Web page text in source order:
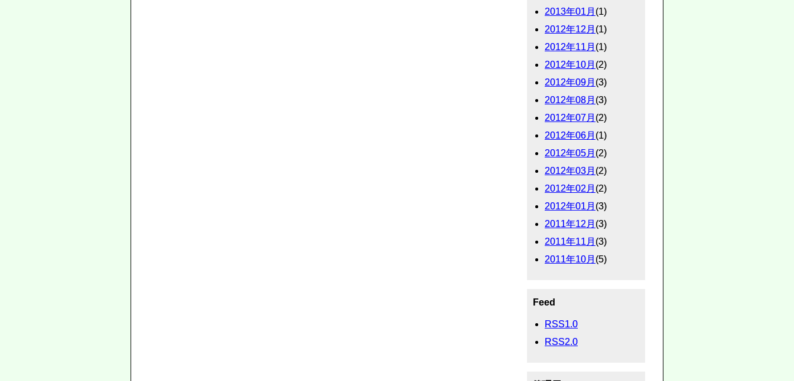
2013年01月 (1)
2012年12月 (1)
2012年11月 (1)
2012年10月 (2)
2012年09月 (3)
2012年08月 (3)
2012年07月 (2)
2012年06月 (1)
2012年05月 (2)
2012年03月 (2)
2012年02月 (2)
2012年01月 (3)
2011年12月 (3)
2011年11月 (3)
2011年10月 (5)
Feed
RSS1.0
RSS2.0